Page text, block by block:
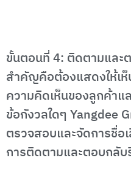
ขั้นตอนที่ 4: ติดตามและ
สำคัญคือต้องแสดงให้เ
ความคิดเห็นของลูกค้า
ข้อกังวลใดๆ Yangdee
ตรวจสอบและจัดการชื่อ
การติดตามและตอบกลั